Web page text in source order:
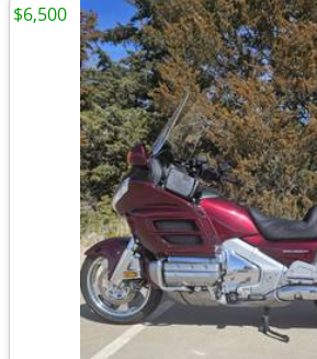
$6,500